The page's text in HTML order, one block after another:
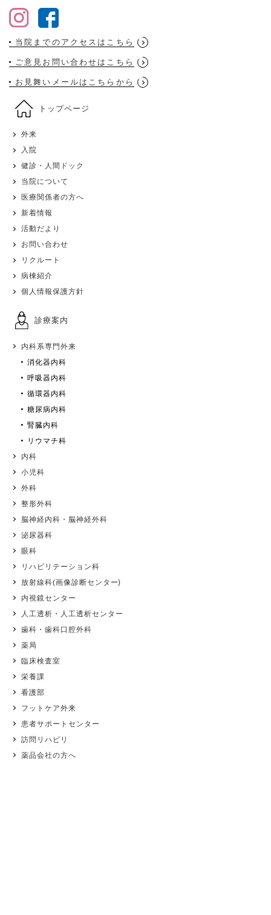
当院までのアクセスはこちら
ご意見お問い合わせはこちら
お見舞いメールはこちらから
トップページ
外来
入院
健診・人間ドック
当院について
医療関係者の方へ
新着情報
活動だより
お問い合わせ
リクルート
病棟紹介
個人情報保護方針
診療案内
内科系専門外来
消化器内科
呼吸器内科
循環器内科
糖尿病内科
腎臓内科
リウマチ科
内科
小児科
外科
整形外科
脳神経内科・脳神経外科
泌尿器科
眼科
リハビリテーション科
放射線科(画像診断センター)
内視鏡センター
人工透析・人工透析センター
歯科・歯科口腔外科
薬局
臨床検査室
栄養課
看護部
フットケア外来
患者サポートセンター
訪問リハビリ
薬品会社の方へ